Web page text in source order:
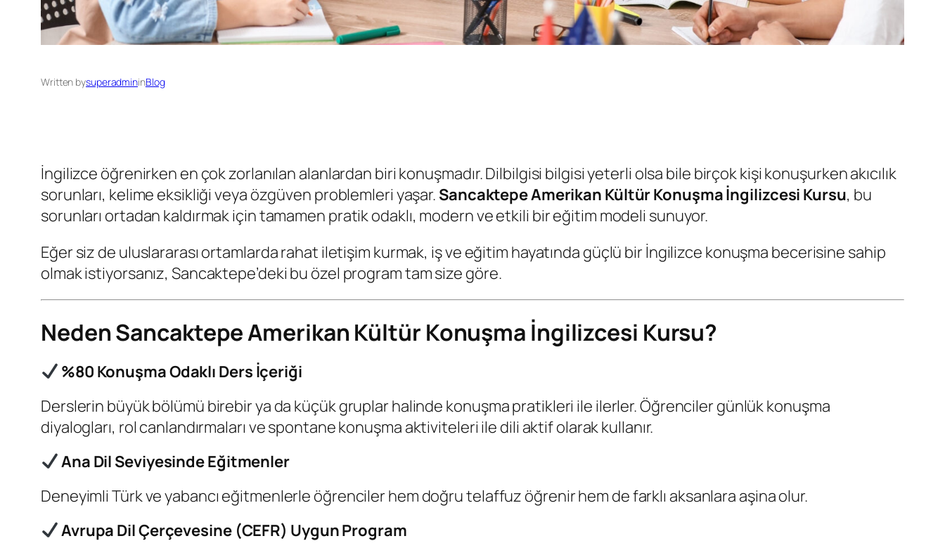
Written bysuperadmininBlog
İngilizce öğrenirken en çok zorlanılan alanlardan biri konuşmadır. Dilbilgisi bilgisi yeterli olsa bile birçok kişi konuşurken akıcılık
sorunları, kelime eksikliği veya özgüven problemleri yaşar. Sancaktepe Amerikan Kültür Konuşma İngilizcesi Kursu, bu
sorunları ortadan kaldırmak için tamamen pratik odaklı, modern ve etkili bir eğitim modeli sunuyor.
Eğer siz de uluslararası ortamlarda rahat iletişim kurmak, iş ve eğitim hayatında güçlü bir İngilizce konuşma becerisine sahip
olmak istiyorsanız, Sancaktepe’deki bu özel program tam size göre.
Neden Sancaktepe Amerikan Kültür Konuşma İngilizcesi Kursu?
%80 Konuşma Odaklı Ders İçeriği
Derslerin büyük bölümü birebir ya da küçük gruplar halinde konuşma pratikleri ile ilerler. Öğrenciler günlük konuşma
diyalogları, rol canlandırmaları ve spontane konuşma aktiviteleri ile dili aktif olarak kullanır.
Ana Dil Seviyesinde Eğitmenler
Deneyimli Türk ve yabancı eğitmenlerle öğrenciler hem doğru telaffuz öğrenir hem de farklı aksanlara aşina olur.
Avrupa Dil Çerçevesine (CEFR) Uygun Program